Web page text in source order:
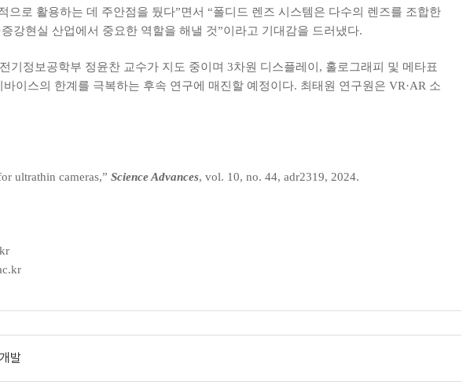
로 활용하는 데 주안점을 뒀다”면서 “폴디드 렌즈 시스템은 다수의 렌즈를 조합한
강현실 산업에서 중요한 역할을 해낼 것”이라고 기대감을 드러냈다.
정보공학부 정윤찬 교수가 지도 중이며 3차원 디스플레이, 홀로그래피 및 메타표
이스의 한계를 극복하는 후속 연구에 매진할 예정이다. 최태원 연구원은 VR·AR 소
ultrathin cameras,” Science Advances, vol. 10, no. 44, adr2319, 2024.
발